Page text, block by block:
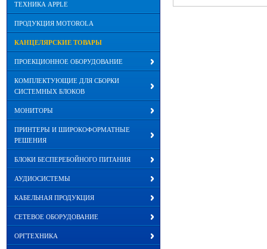
ТЕХНИКА APPLE
ПРОДУКЦИЯ MOTOROLA
КАНЦЕЛЯРСКИЕ ТОВАРЫ
ПРОЕКЦИОННОЕ ОБОРУДОВАНИЕ
КОМПЛЕКТУЮЩИЕ ДЛЯ СБОРКИ
СИСТЕМНЫХ БЛОКОВ
МОНИТОРЫ
ПРИНТЕРЫ И ШИРОКОФОРМАТНЫЕ
РЕШЕНИЯ
БЛОКИ БЕСПЕРЕБОЙНОГО ПИТАНИЯ
АУДИОСИСТЕМЫ
КАБЕЛЬНАЯ ПРОДУКЦИЯ
СЕТЕВОЕ ОБОРУДОВАНИЕ
ОРГТЕХНИКА